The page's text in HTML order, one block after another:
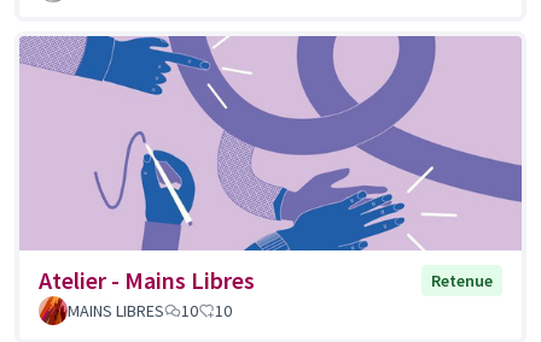
Atelier - Mains Libres
Retenue
MAINS LIBRES
10 10